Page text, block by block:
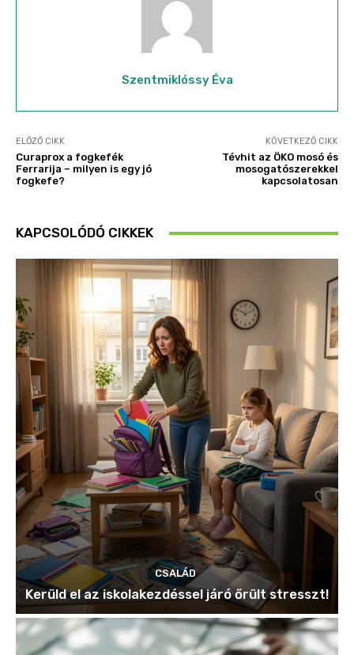
Szentmiklóssy Éva
ELŐZŐ CIKK
Curaprox a fogkefék
Ferrarija – milyen is egy jó
fogkefe?
KÖVETKEZŐ CIKK
Tévhit az ÖKO mosó és
mosogatószerekkel
kapcsolatosan
KAPCSOLÓDÓ CIKKEK
CSALÁD
Kerüld el az iskolakezdéssel járó őrült stresszt!